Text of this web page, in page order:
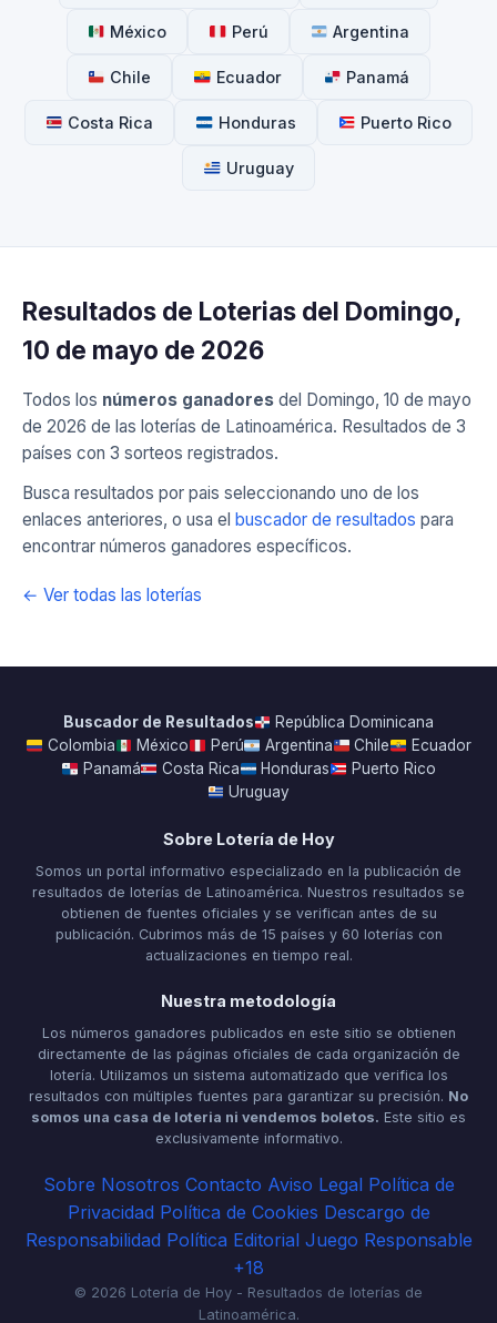
México Perú Argentina
Chile Ecuador Panamá
Costa Rica Honduras Puerto Rico
Uruguay
Resultados de Loterias del Domingo,
10 de mayo de 2026
Todos los números ganadores del Domingo, 10 de mayo
de 2026 de las loterías de Latinoamérica. Resultados de 3
países con 3 sorteos registrados.
Busca resultados por pais seleccionando uno de los
enlaces anteriores, o usa el buscador de resultados para
encontrar números ganadores específicos.
← Ver todas las loterías
Buscador de Resultados
República Dominicana
Colombia
México Perú Argentina Chile
Ecuador
Panamá
Costa Rica Honduras
Puerto Rico
Uruguay
Sobre Lotería de Hoy
Somos un portal informativo especializado en la publicación de
resultados de loterías de Latinoamérica. Nuestros resultados se
obtienen de fuentes oficiales y se verifican antes de su
publicación. Cubrimos más de 15 países y 60 loterías con
actualizaciones en tiempo real.
Nuestra metodología
Los números ganadores publicados en este sitio se obtienen
directamente de las páginas oficiales de cada organización de
lotería. Utilizamos un sistema automatizado que verifica los
resultados con múltiples fuentes para garantizar su precisión. No
somos una casa de loteria ni vendemos boletos. Este sitio es
exclusivamente informativo.
Sobre Nosotros Contacto Aviso Legal Política de
Privacidad Política de Cookies Descargo de
Responsabilidad Política Editorial Juego Responsable
+18
© 2026 Lotería de Hoy - Resultados de loterías de
Latinoamérica.